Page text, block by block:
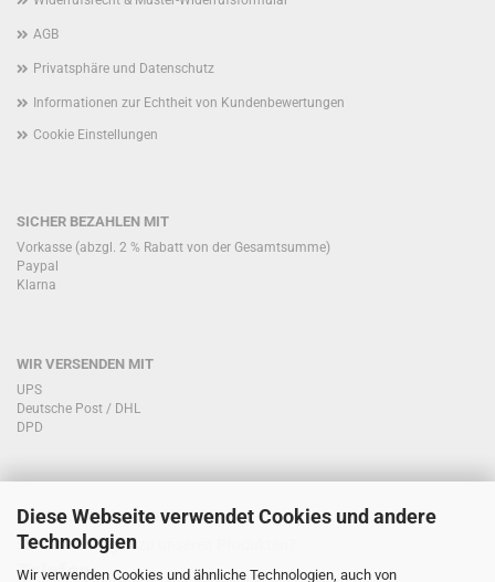
Diese Webseite verwendet Cookies und andere
Technologien
Wir verwenden Cookies und ähnliche Technologien, auch von
AGB
Privatsphäre und Datenschutz
Informationen zur Echtheit von Kundenbewertungen
Cookie Einstellungen
SICHER BEZAHLEN MIT
Vorkasse (abzgl. 2 % Rabatt von der Gesamtsumme)
Paypal
Klarna
WIR VERSENDEN MIT
UPS
Deutsche Post / DHL
DPD
KONTAKT KUNDENSERVICE
Sie haben Fragen zu unseren Produkten?
Telefon: